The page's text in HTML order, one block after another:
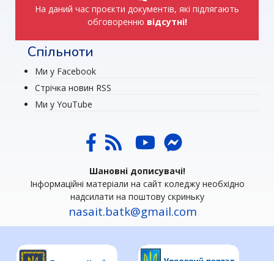
На даний час проєкти документів, які підлягають
обговоренню відсутні!
Спільноти
Ми у Facebook
Стрічка новин RSS
Ми у YouTube
Шановні дописувачі!
Інформаційні матеріали на сайт коледжу необхідно
надсилати на поштову скриньку
nasait.batk@gmail.com